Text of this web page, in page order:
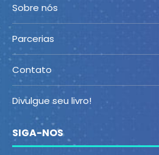
Sobre nós
Parcerias
Contato
Divulgue seu livro!
SIGA-NOS